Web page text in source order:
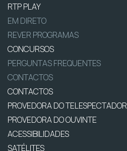
RTP PLAY
EM DIRETO
REVER PROGRAMAS
CONCURSOS
PERGUNTAS FREQUENTES
CONTACTOS
CONTACTOS
PROVEDORA DO TELESPECTADOR
PROVEDORA DO OUVINTE
ACESSIBILIDADES
SATÉLITES